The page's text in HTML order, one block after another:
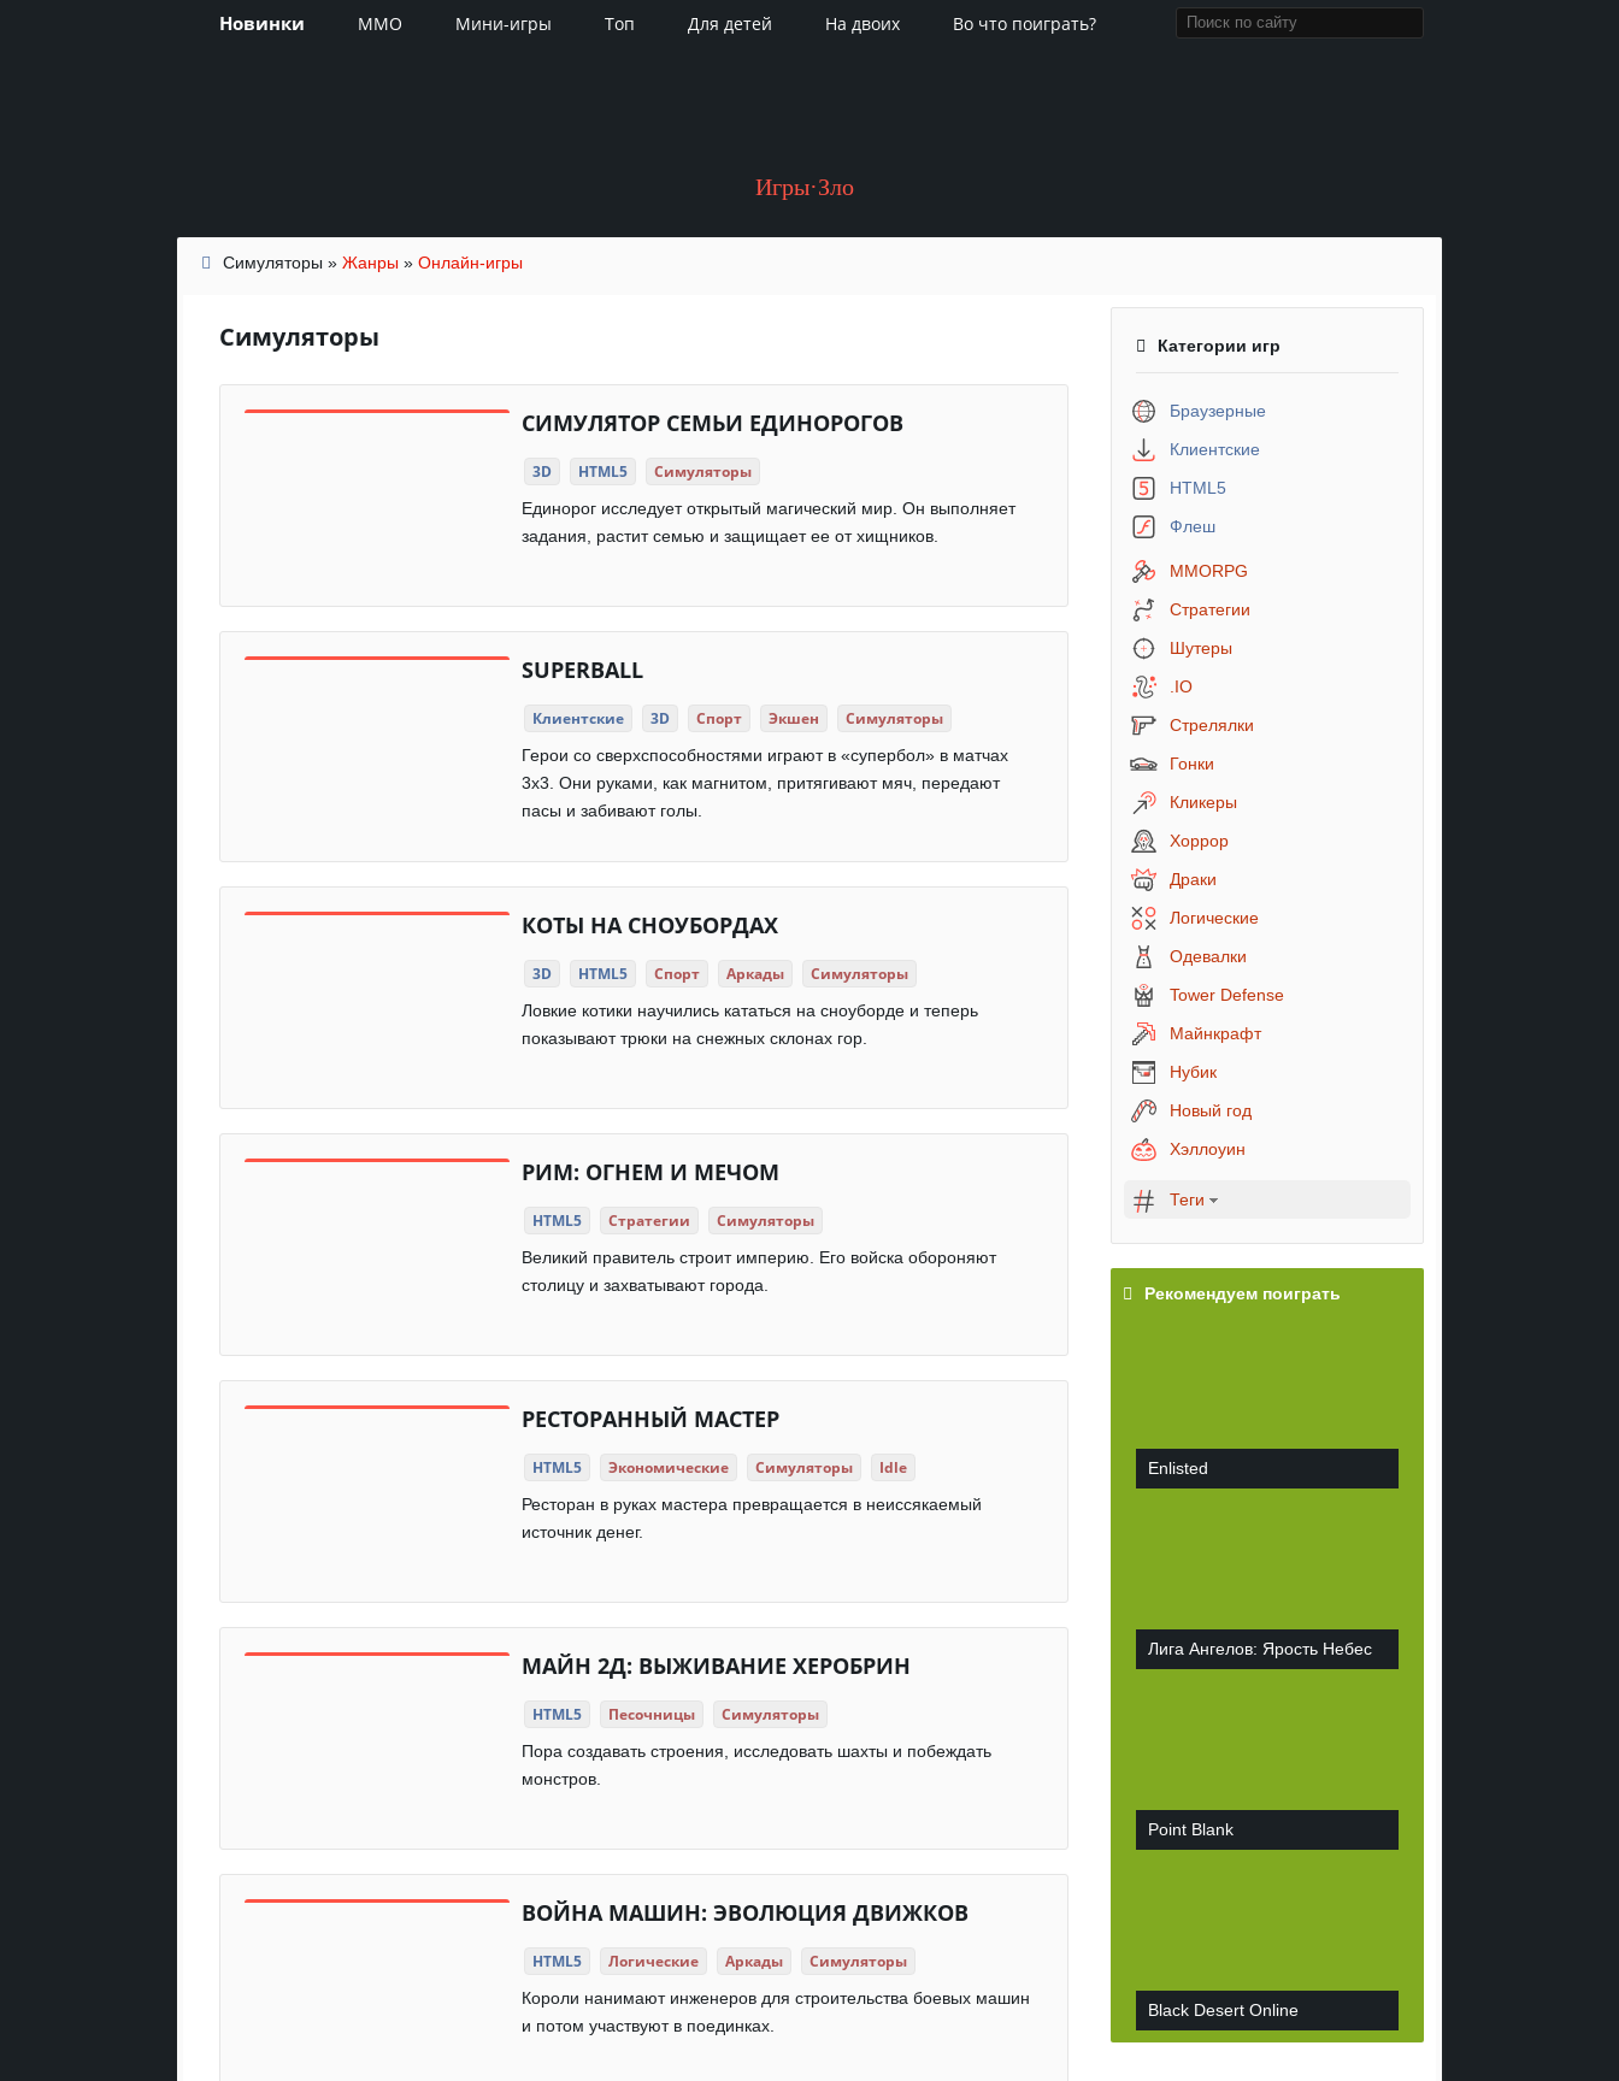
Новинки MMO Мини-игры Топ Для детей На двоих Во что поиграть?
Игры·Зло
Симуляторы » Жанры » Онлайн-игры
Симуляторы
СИМУЛЯТОР СЕМЬИ ЕДИНОРОГОВ
3D HTML5 Симуляторы
Единорог исследует открытый магический мир. Он выполняет
задания, растит семью и защищает ее от хищников.
SUPERBALL
Клиентские 3D Спорт Экшен Симуляторы
Герои со сверхспособностями играют в «супербол» в матчах
3x3. Они руками, как магнитом, притягивают мяч, передают
пасы и забивают голы.
КОТЫ НА СНОУБОРДАХ
3D HTML5 Спорт Аркады Симуляторы
Ловкие котики научились кататься на сноуборде и теперь
показывают трюки на снежных склонах гор.
РИМ: ОГНЕМ И МЕЧОМ
HTML5 Стратегии Симуляторы
Великий правитель строит империю. Его войска обороняют
столицу и захватывают города.
РЕСТОРАННЫЙ МАСТЕР
HTML5 Экономические Симуляторы Idle
Ресторан в руках мастера превращается в неиссякаемый
источник денег.
МАЙН 2Д: ВЫЖИВАНИЕ ХЕРОБРИН
HTML5 Песочницы Симуляторы
Пора создавать строения, исследовать шахты и побеждать
монстров.
ВОЙНА МАШИН: ЭВОЛЮЦИЯ ДВИЖКОВ
HTML5 Логические Аркады Симуляторы
Короли нанимают инженеров для строительства боевых машин
и потом участвуют в поединках.
Категории игр
Браузерные
Клиентские
HTML5
Флеш
MMORPG
Стратегии
Шутеры
.IO
Стрелялки
Гонки
Кликеры
Хоррор
Драки
Логические
Одевалки
Tower Defense
Майнкрафт
Нубик
Новый год
Хэллоуин
Теги
Рекомендуем поиграть
Enlisted
Лига Ангелов: Ярость Небес
Point Blank
Black Desert Online